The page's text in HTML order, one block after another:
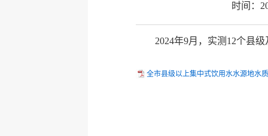
时间：
2024年9月，实测12个县
全市县级以上集中式饮用水水源地水